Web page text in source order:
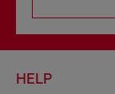
HELP